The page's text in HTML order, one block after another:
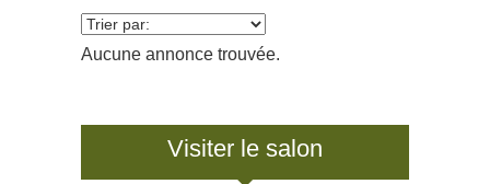
Aucune annonce trouvée.
Visiter le salon